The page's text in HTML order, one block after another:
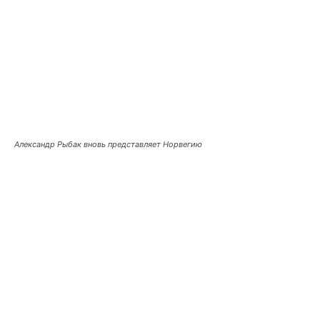
Александр Рыбак вновь представляет Норвегию